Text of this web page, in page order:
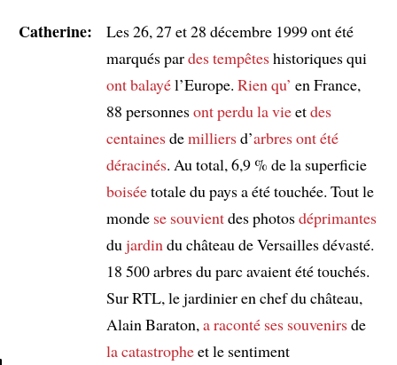
Catherine:
Les 26, 27 et 28 décembre 1999 ont été
marqués pardes tempêteshistoriques qui
ont balayél’Europe. Rien qu’ en France,
88 personnesont perdu la vieetdes
centainesdemilliersd’arbresont été
déracinés. Au total, 6,9 % de la superficie
boiséetotale du pays a été touchée. Tout le
monde se souvientdes photosdéprimantes
du jardin du château de Versailles dévasté.
18 500 arbres du parc avaient été touchés.
Sur RTL, le jardinier en chef du château,
Alain Baraton, a raconté ses souvenirsde
la catastropheet le sentiment